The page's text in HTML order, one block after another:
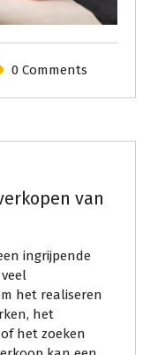
0 Comments
van
ingrijpende
het realiseren
het
het zoeken